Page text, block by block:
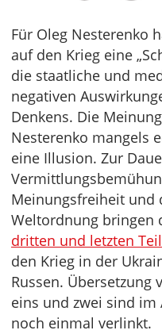
Für Oleg Nesterenko
auf den Krieg eine
die staatliche und
negativen
Denkens. Die
Nesterenko mangels
eine Illusion. Zur
Meinungsfreiheit und
Weltordnung bringen
dritten und letzten Teil
den Krieg in der
Russen. Übersetzung
eins und zwei sind im
noch einmal verlinkt.